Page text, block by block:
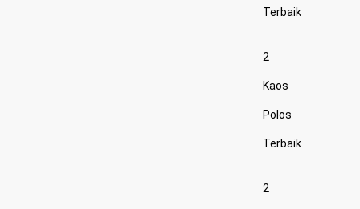
Terbaik
2
Kaos
Polos
Terbaik
2